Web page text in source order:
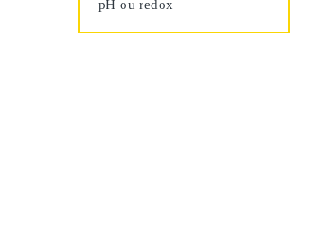
pH ou redox